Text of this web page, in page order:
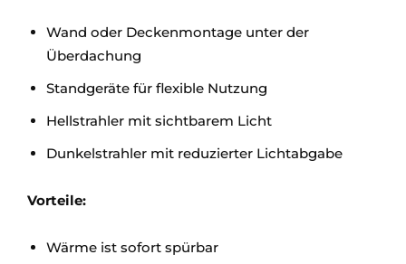
Wand oder Deckenmontage unter der
Überdachung
Standgeräte für flexible Nutzung
Hellstrahler mit sichtbarem Licht
Dunkelstrahler mit reduzierter Lichtabgabe
Vorteile:
Wärme ist sofort spürbar